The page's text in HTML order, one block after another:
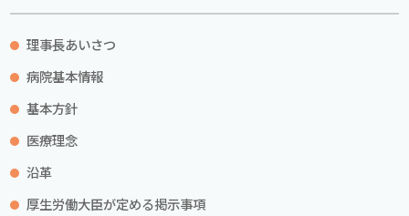
理事長あいさつ
病院基本情報
基本方針
医療理念
沿革
厚生労働大臣が定める掲示事項